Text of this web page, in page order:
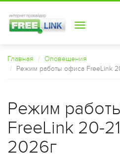
Toggle
Главная
Оповещения
Режим работы офиса FreeLink
Режим
FreeLink 20-
2026г